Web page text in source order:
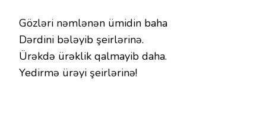
Gözləri nəmlənən ümidin baha
Dərdini bələyib şeirlərinə.
Ürəkdə ürəklik qalmayib daha.
Yedirmə ürəyi şeirlərinə!